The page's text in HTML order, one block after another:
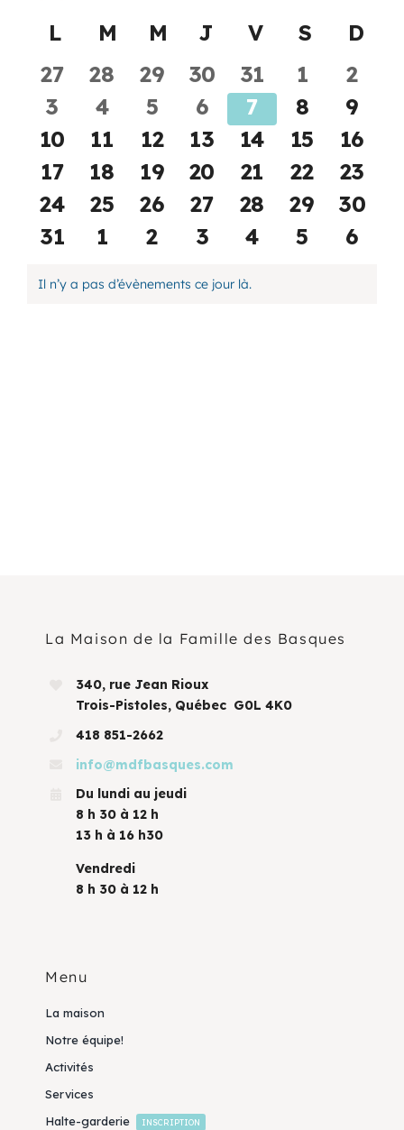
Programmation
Panier
OFFRES D’EMPLOI
une
Calendrier
de
Évènements
Llundi
M mardi
M mercredi
J jeudi
V vendredi
S samedi
D
0
évènements
27
0
évènements
28
0
évènements
29
0
évènements
30
0
évènements
31
0
1
0
2
0
évènements
3
0
évènements
4
0
évènements
5
0
évènements
6
0
évènements
7
0
8
0
9
0
évènements
10
0
évènements
11
0
évènements
12
0
évènements
13
0
évènements
14
0
15
0
16
0
évènements
17
0
évènements
18
0
évènements
19
0
évènements
20
0
évènements
21
0
22
0
23
0
évènements
24
0
évènements
25
0
évènements
26
0
évènements
27
0
évènements
28
0
29
0
30
0
31
0
1
0
2
0
3
0
4
0
5
0
6
Notice
Il n’y a pas d’évènements ce jour là.
La Maison de la Famille des Basques
340, rue Jean Rioux
Trois-Pistoles, Québec G0L 4K0
418 851-2662
info@mdfbasques.com
Du lundi au jeudi
8 h 30 à 12 h
13 h à 16 h30
Vendredi
8 h 30 à 12 h
Menu
La maison
Notre équipe!
Activités
Services
Halte-garderie
INSCRIPTION